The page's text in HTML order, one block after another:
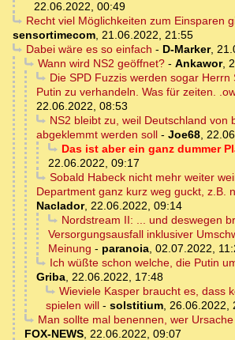
22.06.2022, 00:49
Recht viel Möglichkeiten zum Einsparen
sensortimecom 21.06.2022, 21:55
Dabei wäre es so einfach - D-Marker,
Wann wird NS2 geöffnet?- Ankawor,
Die SPD Fuzzis werden sogar
Putin zu verhandeln. Was für zeiten.
22.06.2022, 08:53
NS2 bleibt zu, weil Deutschland von
abgeklemmt werden soll - Joe68
Das ist aber ein ganz dummer
22.06.2022, 09:17
Sobald Habeck nicht mehr weiter
Department ganz kurz weg guckt, z.B.
Naclador, 22.06.2022, 09:14
Nordstream II: ... und deswegen
Versorgungsausfall inklusiver
Meinung - paranoia 02.07.2022,
Ich wüßte schon welche, die Putin
Griba 22.06.2022, 17:48
Wieviele Kasper braucht es, dass
spielen will - solstitium 26.06.2022,
Man sollte mal benennen, wer
FOX-NEWS 22.06.2022, 09:07